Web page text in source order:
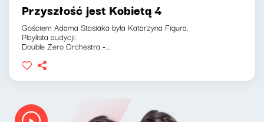
Przyszłość jest Kobietą 4
Gościem Adama Stasiaka była Katarzyna Figura.
Playlista audycji:
Double Zero Orchestra -...